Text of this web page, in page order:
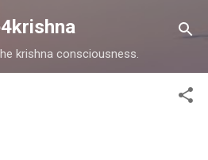
to main content
krishna consciousness.